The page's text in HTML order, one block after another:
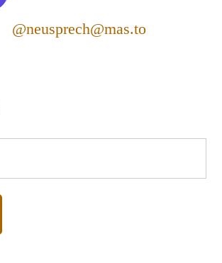
@neusprech@mas.to